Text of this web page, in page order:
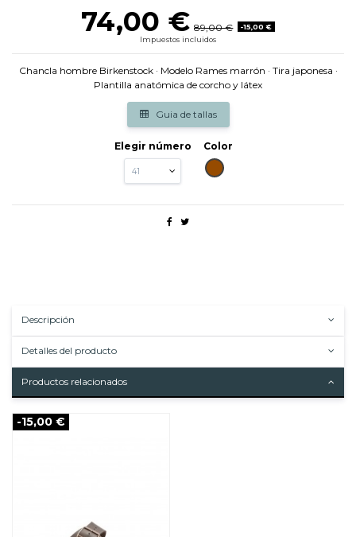
74,00 € 89,00 €
-15,00 €
Impuestos incluidos
Chancla hombre Birkenstock · Modelo Rames marrón · Tira japonesa ·
Plantilla anatómica de corcho y látex
Guia de tallas
Elegir número
Color
MORO
Descripción
Detalles del producto
Productos relacionados
-15,00 €